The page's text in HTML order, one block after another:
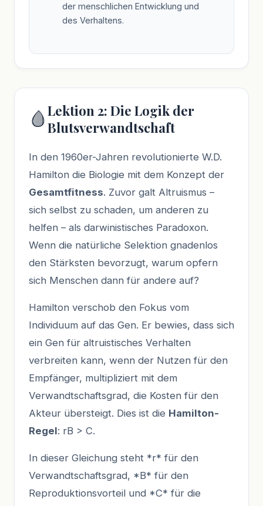
der menschlichen Entwicklung und
des Verhaltens.
🩸Lektion 2: Die Logik der
Blutsverwandtschaft
In den 1960er-Jahren revolutionierte W.D.
Hamilton die Biologie mit dem Konzept der
Gesamtfitness. Zuvor galt Altruismus –
sich selbst zu schaden, um anderen zu
helfen – als darwinistisches Paradoxon.
Wenn die natürliche Selektion gnadenlos
den Stärksten bevorzugt, warum opfern
sich Menschen dann für andere auf?
Hamilton verschob den Fokus vom
Individuum auf das Gen. Er bewies, dass sich
ein Gen für altruistisches Verhalten
verbreiten kann, wenn der Nutzen für den
Empfänger, multipliziert mit dem
Verwandtschaftsgrad, die Kosten für den
Akteur übersteigt. Dies ist die Hamilton-
Regel: rB > C.
In dieser Gleichung steht *r* für den
Verwandtschaftsgrad, *B* für den
Reproduktionsvorteil und *C* für die